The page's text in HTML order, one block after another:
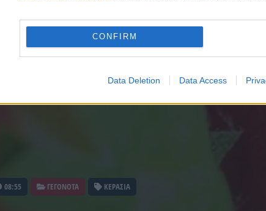
CONFIRM
Data Deletion Data Access
08:55 ΓΕΓΟΝΟΤΑ ΚΕΡΑΣΙΑ